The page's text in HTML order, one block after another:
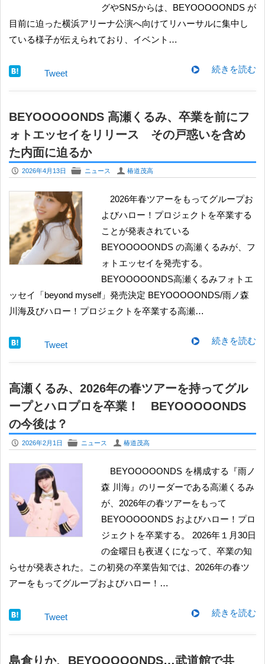
グやSNSからは、BEYOOOOONDS が
目前に迫った横浜アリーナ公演へ向けてリハーサルに集中し
ている様子が伝えられており、イベント…
続きを読む
Tweet
BEYOOOOONDS 高瀬くるみ、卒業を前にフ
ォトエッセイをリリース その戸惑いを含め
た内面に迫るか
P 2026年4月13日 F ニュース U 椿道茂高
2026年春ツアーをもってグループお
よびハロー！プロジェクトを卒業する
ことが発表されている
BEYOOOOONDS の高瀬くるみが、フ
ォトエッセイを発売する。
BEYOOOOONDS高瀬くるみフォトエ
ッセイ「beyond myself」発売決定 BEYOOOOONDS/雨ノ森
川海及びハロー！プロジェクトを卒業する高瀬…
続きを読む
Tweet
高瀬くるみ、2026年の春ツアーを持ってグル
ープとハロプロを卒業！ BEYOOOOONDS
の今後は？
P 2026年2月1日 F ニュース U 椿道茂高
BEYOOOOONDS を構成する『雨ノ
森 川海』のリーダーである高瀬くるみ
が、2026年の春ツアーをもって
BEYOOOOONDS およびハロー！プロ
ジェクトを卒業する。 2026年１月30日
の金曜日も夜遅くになって、卒業の知
らせが発表された。この初発の卒業告知では、2026年の春ツ
アーをもってグループおよびハロー！…
続きを読む
Tweet
島倉りか、BEYOOOOONDS…武道館で共